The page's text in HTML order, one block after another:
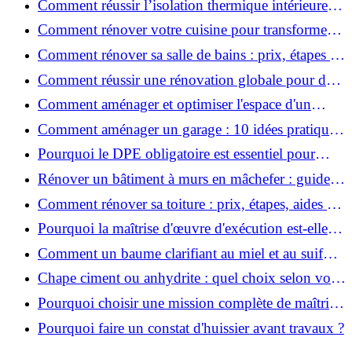
Comment réussir l’isolation thermique intérieure
pour une maison économe en énergie ?
Comment rénover votre cuisine pour transformer
votre espace de vie ?
Comment rénover sa salle de bains : prix, étapes et
astuces ?
Comment réussir une rénovation globale pour des
économies et un confort durables?
Comment aménager et optimiser l'espace d'un
studio : 10 astuces pratiques ?
Comment aménager un garage : 10 idées pratiques
et efficaces ?
Pourquoi le DPE obligatoire est essentiel pour
vendre ou louer un bien ?
Rénover un bâtiment à murs en mâchefer : guide
pratique et solutions
Comment rénover sa toiture : prix, étapes, aides et
réglementation ?
Pourquoi la maîtrise d'œuvre d'exécution est-elle
indispensable pour vos chantiers ?
Comment un baume clarifiant au miel et au suif
peut-il purifier la peau ?
Chape ciment ou anhydrite : quel choix selon votre
projet ?
Pourquoi choisir une mission complète de maîtrise
d’œuvre pour réussir vos projets?
Pourquoi faire un constat d'huissier avant travaux ?